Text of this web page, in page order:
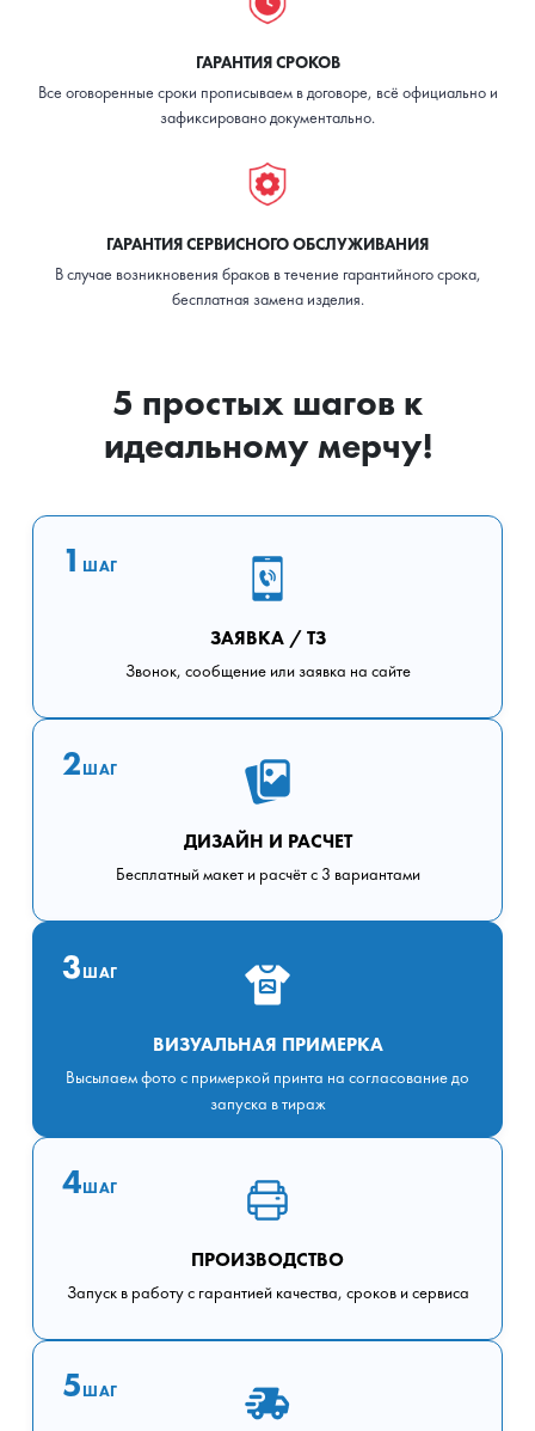
ГАРАНТИЯ СРОКОВ
Все оговоренные сроки прописываем в договоре, всё официально и
зафиксировано документально.
ГАРАНТИЯ СЕРВИСНОГО ОБСЛУЖИВАНИЯ
В случае возникновения браков в течение гарантийного срока,
бесплатная замена изделия.
5 простых шагов к
идеальному мерчу!
1 ШАГ
ЗАЯВКА / ТЗ
Звонок, сообщение или заявка на сайте
2ШАГ
ДИЗАЙН И РАСЧЕТ
Бесплатный макет и расчёт с 3 вариантами
3ШАГ
ВИЗУАЛЬНАЯ ПРИМЕРКА
Высылаем фото с примеркой принта на согласование до
запуска в тираж
4ШАГ
ПРОИЗВОДСТВО
Запуск в работу с гарантией качества, сроков и сервиса
5ШАГ